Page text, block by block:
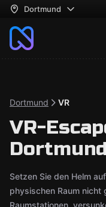
Dortmund
Dortmund VR
VR-
Dortmund
Setzen Sie den Helm
physischen Raum nicht
Raumstationen,